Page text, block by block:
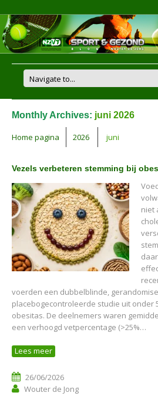
Monthly Archives: juni 2026
Home pagina 2026 juni
Vezels verbeteren stemming bij
niet
voerden een dubbelblinde,
placebogecontroleerde studie uit onder
obesitas. De deelnemers waren
een verhoogd vetpercentage (>25%…
Lees meer
26/06/2026
Wouter de Jong